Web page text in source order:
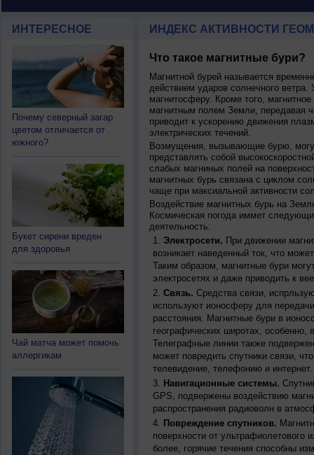
ИНТЕРЕСНОЕ
Почему северный загар
цветом отличается от
южного?
Букет сирени вреден
для здоровья
Чай матча может помочь
аллергикам
ИНДЕКС АКТИВНОСТИ
Что такое магнитные бури?
Магнитной бурей называется
действием ударов солнечного ветра.
магнитосферу. Кроме того,
магнитным полем Земли, передавая
приводит к ускорению движения
электрических течений.
Возмущения, вызывающие бурю,
представлять собой
слабых магниных полей на
магнитных бурь связана с циклом
чаще при максиальной активности
Воздействие магнитных бурь на
Космическая погода иммет
деятельность:
Электросети. При движении
возникает наведенный ток, что
Таким образом, магнитные бури
электросетях и даже приводить к
Связь. Средства связи,
используют ионосферу для
расстояния. Магнитные бури в
географических широтах,
Телеграфные линии также
может повредить спутники связи,
телевидение, телефонию и интернет.
Навигационные системы.
GPS, подвержены воздействию
распространения радиоволн в
Повреждение спутников.
поверхности от ультрафиолетового
более, горячие течения способны